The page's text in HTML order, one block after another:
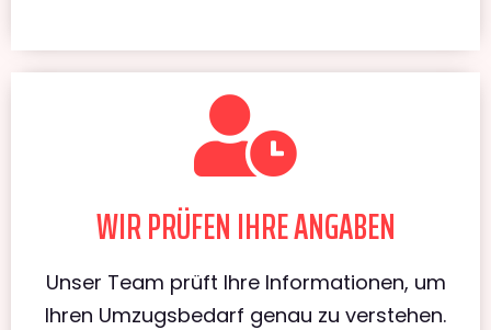
WIR PRÜFEN IHRE ANGABEN
Unser Team prüft Ihre Informationen, um
Ihren Umzugsbedarf genau zu verstehen.